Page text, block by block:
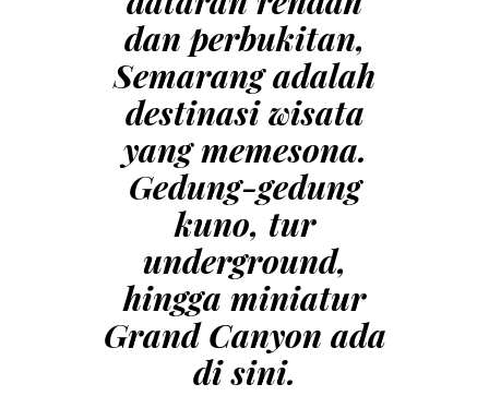
dan perbukitan,
Semarang adalah
destinasi wisata
yang memesona.
Gedung-gedung
kuno, tur
underground,
hingga miniatur
Grand Canyon ada
di sini.